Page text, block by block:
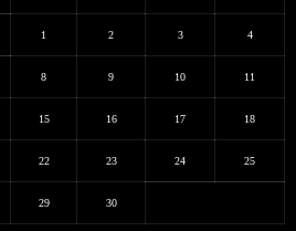
1 2 3 4
8 9 10 11
15 16 17 18
22 23 24 25
29 30